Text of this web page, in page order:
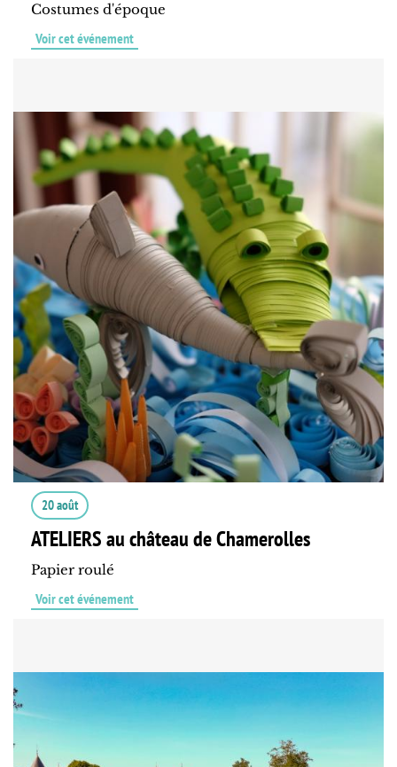
Costumes d'époque
Voir cet événement
20 août
ATELIERS au château de Chamerolles
Papier roulé
Voir cet événement